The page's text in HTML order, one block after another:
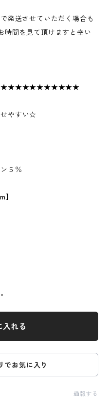
発送させていただく場合も
時間を見て頂けますと幸い
せやすい☆
５％
入れる
でお気に入り
通報する